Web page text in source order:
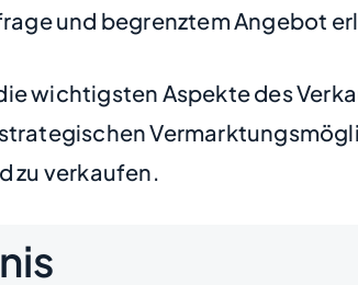
und begrenztem Angebot
wichtigsten Aspekte des
zu verkaufen.